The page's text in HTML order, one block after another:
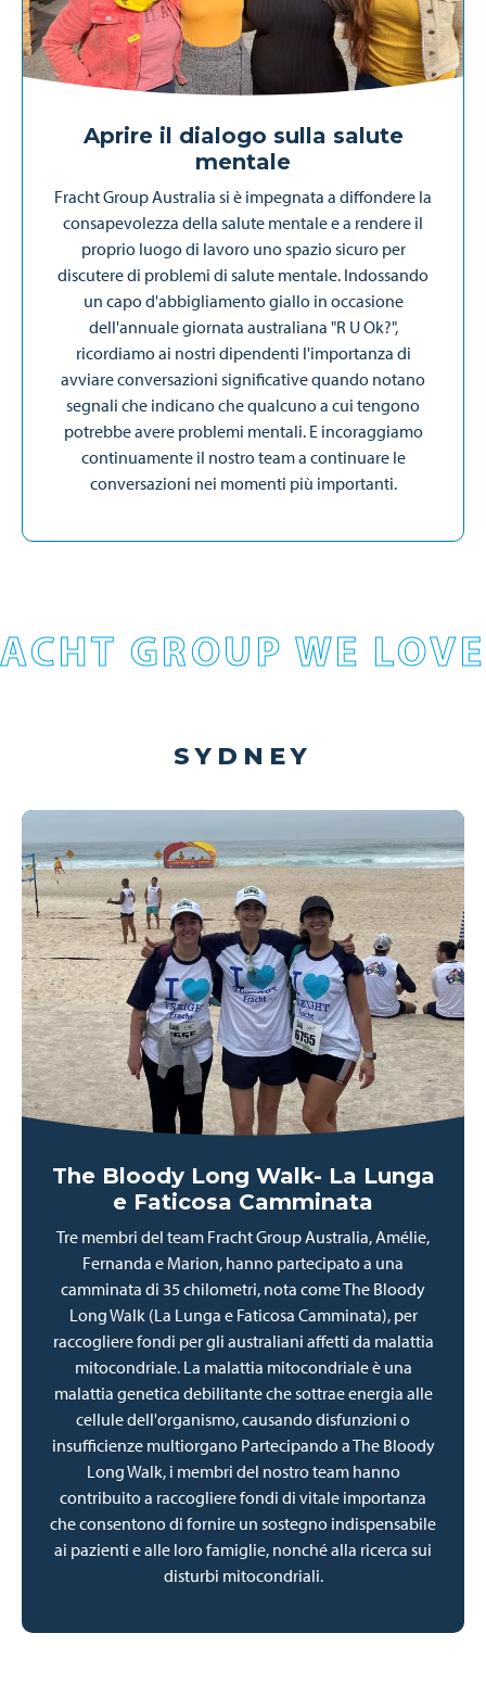
Aprire il dialogo sulla salute
mentale
Fracht Group Australia si è impegnata a diffondere la
consapevolezza della salute mentale e a rendere il
proprio luogo di lavoro uno spazio sicuro per
discutere di problemi di salute mentale. Indossando
un capo d'abbigliamento giallo in occasione
dell'annuale giornata australiana "R U Ok?",
ricordiamo ai nostri dipendenti l'importanza di
avviare conversazioni significative quando notano
segnali che indicano che qualcuno a cui tengono
potrebbe avere problemi mentali. E incoraggiamo
continuamente il nostro team a continuare le
conversazioni nei momenti più importanti.
GROUP WE
SYDNEY
The Bloody Long Walk- La Lunga
e Faticosa Camminata
Tre membri del team Fracht Group Australia, Amélie,
Fernanda e Marion, hanno partecipato a una
camminata di 35 chilometri, nota come The Bloody
Long Walk (La Lunga e Faticosa Camminata), per
raccogliere fondi per gli australiani affetti da malattia
mitocondriale. La malattia mitocondriale è una
malattia genetica debilitante che sottrae energia alle
cellule dell'organismo, causando disfunzioni o
insufficienze multiorgano Partecipando a The Bloody
Long Walk, i membri del nostro team hanno
contribuito a raccogliere fondi di vitale importanza
che consentono di fornire un sostegno indispensabile
ai pazienti e alle loro famiglie, nonché alla ricerca sui
disturbi mitocondriali.